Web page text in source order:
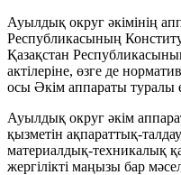
Ауылдық округ әкімінің
Республикасының
Қазақстан
актілеріне, өзге де
осы Әкім аппараты туралы
Ауылдық округ әкім
қызметін ақпараттық-
материалдық-техникалық
жергілікті маңызы бар